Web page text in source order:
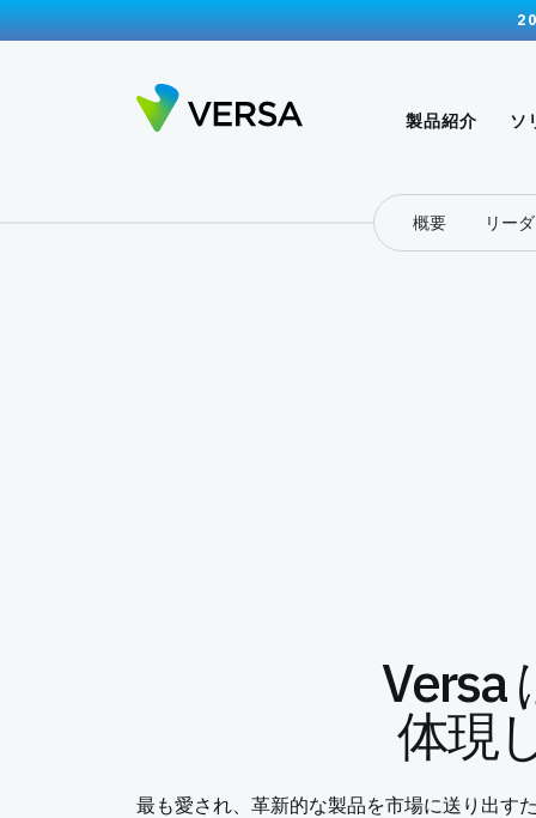
製品紹介 ソ
概要 リー
Versa
体現
最も愛され、革新的な製品を市場に送り出す